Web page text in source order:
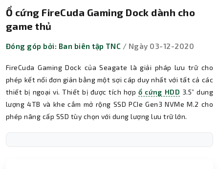
Ổ cứng FireCuda Gaming Dock dành cho
game thủ
Đóng góp bởi: Ban biên tập TNC / Ngày 03-12-2020
FireCuda Gaming Dock của Seagate là giải pháp lưu trữ cho
phép kết nối đơn giản bằng một sợi cáp duy nhất với tất cả các
thiết bị ngoại vi. Thiết bị được tích hợp ổ cứng HDD 3.5” dung
lượng 4TB và khe cắm mở rộng SSD PCIe Gen3 NVMe M.2 cho
phép nâng cấp SSD tùy chọn với dung lượng lưu trữ lớn.